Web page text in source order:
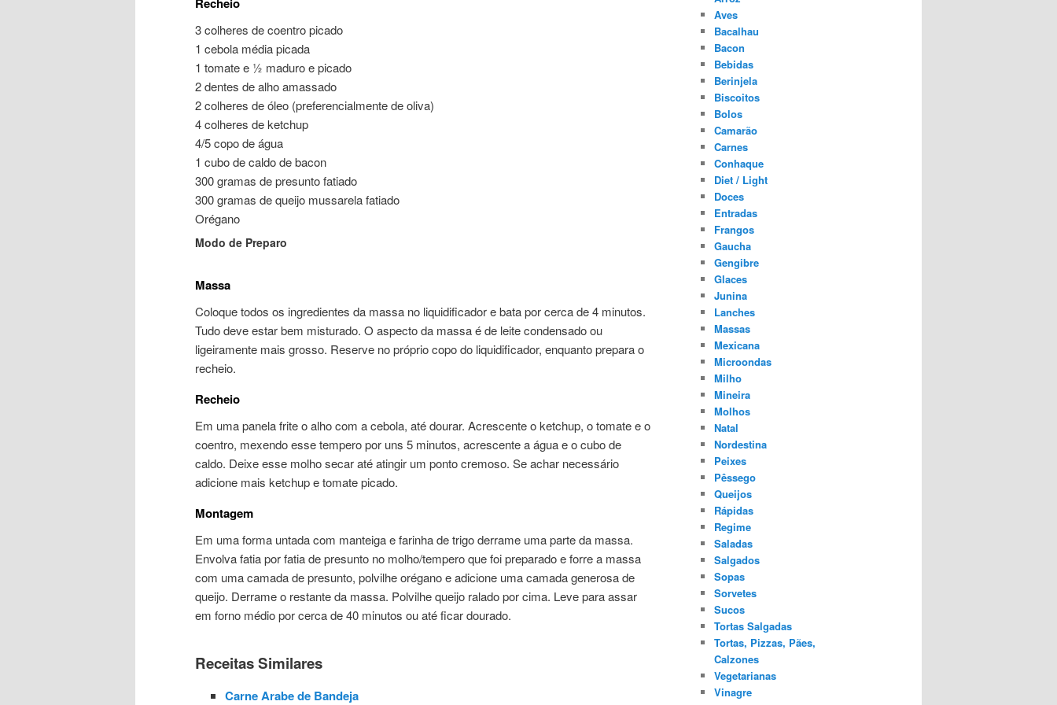
3 colheres de coentro picado
1 cebola média picada
1 tomate e ½ maduro e picado
2 dentes de alho amassado
2 colheres de óleo (preferencialmente de oliva)
4 colheres de ketchup
4/5 copo de água
1 cubo de caldo de bacon
300 gramas de presunto fatiado
300 gramas de queijo mussarela fatiado
Orégano
Modo de Preparo
Massa
Coloque todos os ingredientes da massa no liquidificador e bata por cerca de 4 minutos.
Tudo deve estar bem misturado. O aspecto da massa é de leite condensado ou
ligeiramente mais grosso. Reserve no próprio copo do liquidificador, enquanto prepara o
recheio.
Recheio
Em uma panela frite o alho com a cebola, até dourar. Acrescente o ketchup, o tomate e o
coentro, mexendo esse tempero por uns 5 minutos, acrescente a água e o cubo de
caldo. Deixe esse molho secar até atingir um ponto cremoso. Se achar necessário
adicione mais ketchup e tomate picado.
Montagem
Em uma forma untada com manteiga e farinha de trigo derrame uma parte da massa.
Envolva fatia por fatia de presunto no molho/tempero que foi preparado e forre a massa
com uma camada de presunto, polvilhe orégano e adicione uma camada generosa de
queijo. Derrame o restante da massa. Polvilhe queijo ralado por cima. Leve para assar
em forno médio por cerca de 40 minutos ou até ficar dourado.
Receitas Similares
Carne Arabe de Bandeja
Aves
Bacalhau
Bacon
Bebidas
Berinjela
Biscoitos
Bolos
Camarão
Carnes
Conhaque
Diet / Light
Doces
Entradas
Frangos
Gaucha
Gengibre
Glaces
Junina
Lanches
Massas
Mexicana
Microondas
Milho
Mineira
Molhos
Natal
Nordestina
Peixes
Pêssego
Queijos
Rápidas
Regime
Saladas
Salgados
Sopas
Sorvetes
Sucos
Tortas Salgadas
Tortas, Pizzas, Pães,
Calzones
Vegetarianas
Vinagre